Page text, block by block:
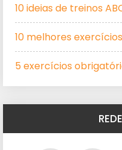
10 ideias de treinos
10 melhores
5 exercícios